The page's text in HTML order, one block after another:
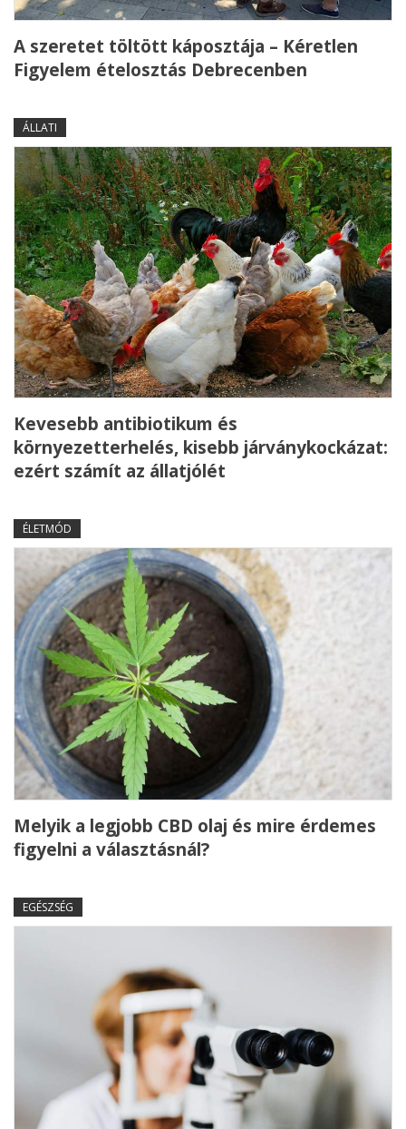
A szeretet töltött káposztája – Kéretlen
Figyelem ételosztás Debrecenben
ÁLLATI
Kevesebb antibiotikum és
környezetterhelés, kisebb járványkockázat:
ezért számít az állatjólét
ÉLETMÓD
Melyik a legjobb CBD olaj és mire érdemes
figyelni a választásnál?
EGÉSZSÉG